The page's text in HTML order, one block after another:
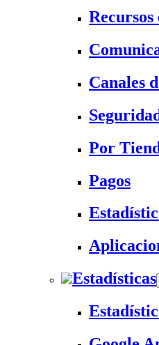
Canales
Por
Pagos
Estadísticas